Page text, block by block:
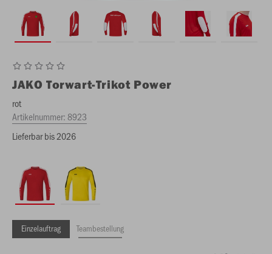
JAKO Torwart-Trikot Power
rot
Artikelnummer:8923
Lieferbar bis 2026
Einzelauftrag Teambestellung